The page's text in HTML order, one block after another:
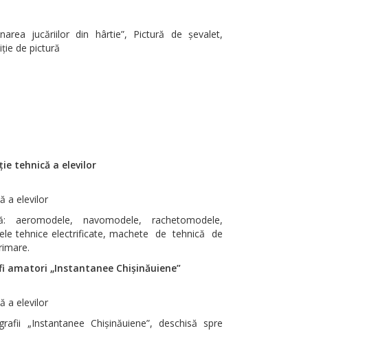
jucăriilor din hârtie”, Pictură de șevalet,
de pictură
tehnică a elevilor
a elevilor
navomodele, rachetomodele,
tehnice electrificate, machete de tehnică de
„Instantanee Chișinăuiene”
a elevilor
„Instantanee Chișinăuiene”, deschisă spre